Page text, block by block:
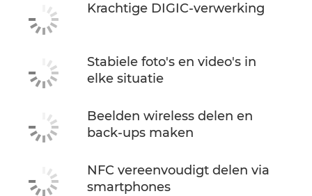
Krachtige DIGIC-verwerking
Stabiele foto's en video's in
elke situatie
Beelden wireless delen en
back-ups maken
NFC vereenvoudigt delen via
smartphones